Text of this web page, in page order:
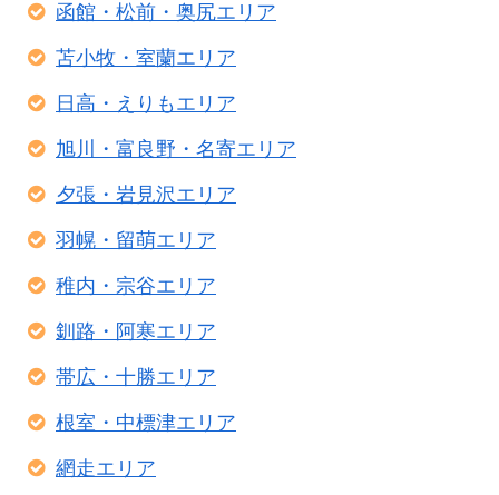
函館・松前・奥尻エリア
苫小牧・室蘭エリア
日高・えりもエリア
旭川・富良野・名寄エリア
夕張・岩見沢エリア
羽幌・留萌エリア
稚内・宗谷エリア
釧路・阿寒エリア
帯広・十勝エリア
根室・中標津エリア
網走エリア